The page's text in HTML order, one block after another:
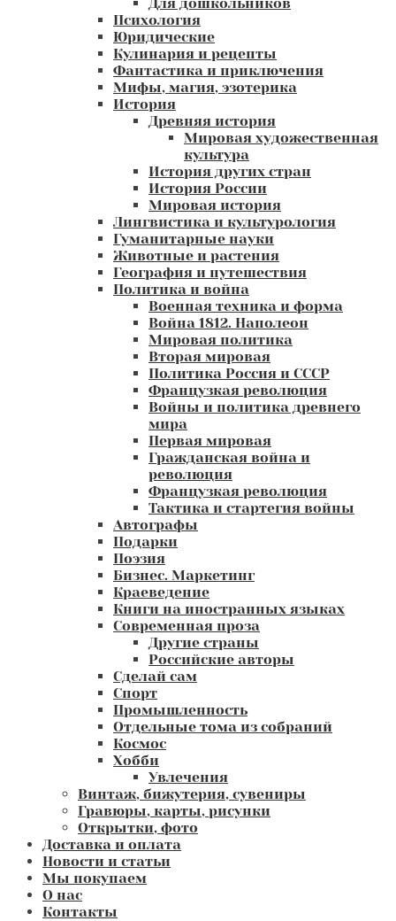
Психология
Юридические
Кулинария и рецепты
Фантастика и приключения
Мифы, магия, эзотерика
История
Древняя история
Мировая художественная
культура
История других стран
История России
Мировая история
Лингвистика и культурология
Гуманитарные науки
Животные и растения
География и путешествия
Политика и война
Военная техника и форма
Война 1812. Наполеон
Мировая политика
Вторая мировая
Политика Россия и СССР
Французкая революция
Войны и политика древнего
мира
Первая мировая
Гражданская война и
революция
Французкая революция
Тактика и стартегия войны
Автографы
Подарки
Поэзия
Бизнес. Маркетинг
Краеведение
Книги на иностранных языках
Современная проза
Другие страны
Российские авторы
Сделай сам
Спорт
Промышленность
Отдельные тома из собраний
Космос
Хобби
Увлечения
Винтаж, бижутерия, сувениры
Гравюры, карты, рисунки
Открытки, фото
Доставка и оплата
Новости и статьи
Мы покупаем
О нас
Контакты